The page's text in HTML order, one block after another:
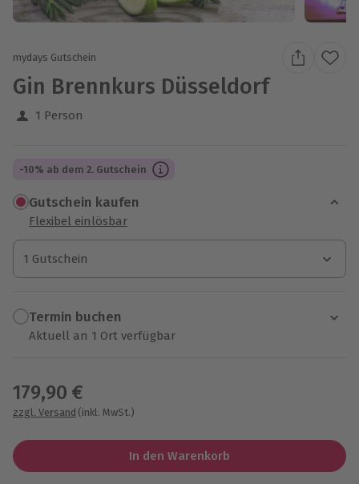
mydays Gutschein
Gin Brennkurs Düsseldorf
1 Person
-10% ab dem 2. Gutschein
Gutschein kaufen
Flexibel einlösbar
1 Gutschein
1 Gutschein
1 Gutschein
Termin buchen
Aktuell an 1 Ort verfügbar
179,90 €
zzgl. Versand (inkl. MwSt.)
In den Warenkorb